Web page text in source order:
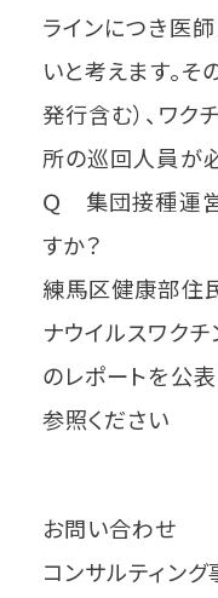
ラインにつき医
いと考えます。
発行含む）、ワク
所の巡回人員が
Ｑ 集団接種運
すか？
練馬区健康部住
ナウイルスワク
のレポートを公
参照ください
お問い合わせ
コンサルティン